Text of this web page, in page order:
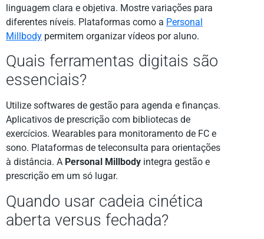
linguagem clara e objetiva. Mostre variações para
diferentes níveis. Plataformas como a Personal
Millbody permitem organizar vídeos por aluno.
Quais ferramentas digitais são
essenciais?
Utilize softwares de gestão para agenda e finanças.
Aplicativos de prescrição com bibliotecas de
exercícios. Wearables para monitoramento de FC e
sono. Plataformas de teleconsulta para orientações
à distância. A Personal Millbody integra gestão e
prescrição em um só lugar.
Quando usar cadeia cinética
aberta versus fechada?